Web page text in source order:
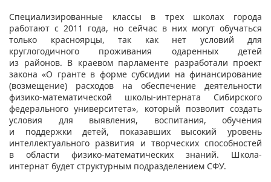
Специализированные классы в трех школах города
работают с 2011 года, но сейчас в них могут обучаться
только красноярцы, так как нет условий для
круглогодичного проживания одаренных детей
из районов. В краевом парламенте разработали проект
закона «О гранте в форме субсидии на финансирование
(возмещение) расходов на обеспечение деятельности
физико-математической школы-интерната Сибирского
федерального университета», который позволит создать
условия для выявления, воспитания, обучения
и поддержки детей, показавших высокий уровень
интеллектуального развития и творческих способностей
в области физико-математических знаний. Школа-
интернат будет структурным подразделением СФУ.